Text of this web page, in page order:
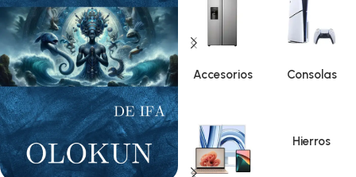
Accesorios Consolas
Hierros